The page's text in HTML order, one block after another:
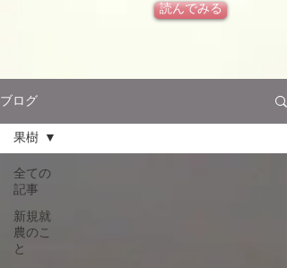
読んでみる
ブログ
全ての
記事
新規就
農のこ
と
果樹